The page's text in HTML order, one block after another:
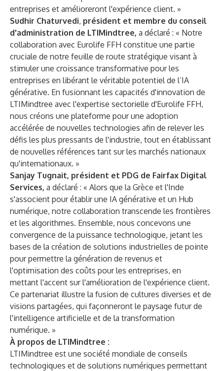
entreprises et amélioreront l'expérience client. »
Sudhir Chaturvedi, président et membre du conseil
d'administration de LTIMindtree, a déclaré : « Notre
collaboration avec Eurolife FFH constitue une partie
cruciale de notre feuille de route stratégique visant à
stimuler une croissance transformative pour les
entreprises en libérant le véritable potentiel de l’IA
générative. En fusionnant les capacités d'innovation de
LTIMindtree avec l'expertise sectorielle d'Eurolife FFH,
nous créons une plateforme pour une adoption
accélérée de nouvelles technologies afin de relever les
défis les plus pressants de l'industrie, tout en établissant
de nouvelles références tant sur les marchés nationaux
qu'internationaux. »
Sanjay Tugnait, président et PDG de Fairfax Digital
Services, a déclaré : « Alors que la Grèce et l'Inde
s'associent pour établir une IA générative et un Hub
numérique, notre collaboration transcende les frontières
et les algorithmes. Ensemble, nous concevons une
convergence de la puissance technologique, jetant les
bases de la création de solutions industrielles de pointe
pour permettre la génération de revenus et
l'optimisation des coûts pour les entreprises, en
mettant l'accent sur l'amélioration de l'expérience client.
Ce partenariat illustre la fusion de cultures diverses et de
visions partagées, qui façonneront le paysage futur de
l'intelligence artificielle et de la transformation
numérique. »
À propos de LTIMindtree :
LTIMindtree est une société mondiale de conseils
technologiques et de solutions numériques permettant